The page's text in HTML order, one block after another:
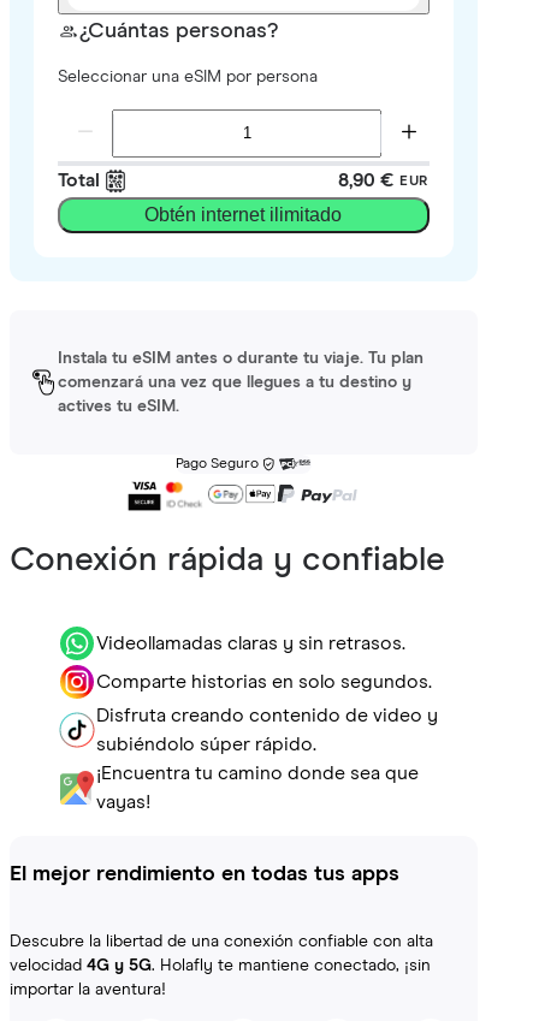
¿Cuántas personas?
Seleccionar una eSIM por persona
Total 8,90 € EUR
Obtén internet ilimitado
Instala tu eSIM antes o durante tu viaje. Tu plan
comenzará una vez que llegues a tu destino y
actives tu eSIM.
Pago Seguro
Conexión rápida y confiable
Videollamadas claras y sin retrasos.
Comparte historias en solo segundos.
Disfruta creando contenido de video y
subiéndolo súper rápido.
¡Encuentra tu camino donde sea que
vayas!
El mejor rendimiento en todas tus apps
Descubre la libertad de una conexión confiable con alta
velocidad 4G y 5G. Holafly te mantiene conectado, ¡sin
importar la aventura!